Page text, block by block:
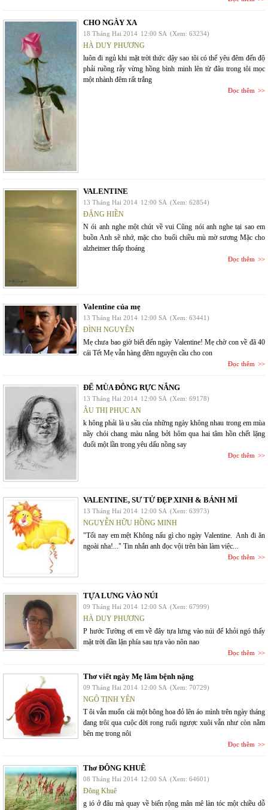
CHO NGÀY XA
18 Tháng Hai 2014 12:00 SA (Xem: 63234)
HÀ DUY PHƯƠNG
luôn đi ngủ khi mặt trời thức dậy sao tôi có thể yêu đêm đến độ
phải ruồng rẫy vừng hồng bình minh lên từ đâu trong tôi mọc
một nhành đêm rất trắng
Đọc thêm
VALENTINE
13 Tháng Hai 2014 12:00 SA (Xem: 62854)
ĐẶNG HIỀN
N ói anh nghe một chút về vui Cũng nói anh nghe tại sao em
buồn Anh sẽ nhớ, mặc cho buổi chiều mù mờ sương Mặc cho
alzheimer thấp thoáng
Đọc thêm
Valentine của mẹ
13 Tháng Hai 2014 12:00 SA (Xem: 63441)
ĐÌNH NGUYÊN
Mẹ chưa bao giờ biết đến ngày Valentine! Mẹ chờ con về đã 40
cái Tết Mẹ vẫn hàng đêm nguyện cầu cho con
Đọc thêm
ĐỂ MÙA ĐÔNG RỰC NẮNG
13 Tháng Hai 2014 12:00 SA (Xem: 69178)
ÂU THỊ PHỤC AN
k hông phải là u sầu của những ngày không nhau trong em mùa
nầy chói chang màu nắng bởi hôm qua hai tâm hồn chết lặng
đuối một lần trong yêu dấu nồng say
Đọc thêm
VALENTINE, SƯ TỬ ĐẸP XINH & BÁNH MÌ
13 Tháng Hai 2014 12:00 SA (Xem: 63973)
NGUYỄN HỮU HỒNG MINH
"Tối nay em mệt Không nấu gì cho ngày Valentine. Anh đi ăn
ngoài nha!..." Tin nhắn anh đọc vội trên bàn làm việc...
Đọc thêm
TỰA LƯNG VÀO NÚI
09 Tháng Hai 2014 12:00 SA (Xem: 67999)
HÀ DUY PHƯƠNG
P hước Tường ơi em về đây tựa lưng vào núi để khỏi ngó thấy
mặt trời dần lặn phía sau tựa vào nôn nao
Đọc thêm
Thơ viết ngày Mẹ lâm bệnh nặng
09 Tháng Hai 2014 12:00 SA (Xem: 70729)
NGÔ TỊNH YÊN
T ôi vẫn muốn cài một bông hoa đỏ lên áo mình trên ngày tháng
đang trôi qua cuộc đời rong ruổi ngược xuôi vẫn như còn nằm
bên mẹ trong nôi
Đọc thêm
Thơ ĐÔNG KHUÊ
08 Tháng Hai 2014 12:00 SA (Xem: 64601)
Đông Khuê
g ió ở đâu mà quay về biển rộng mân mê làn tóc một chiều dỗ